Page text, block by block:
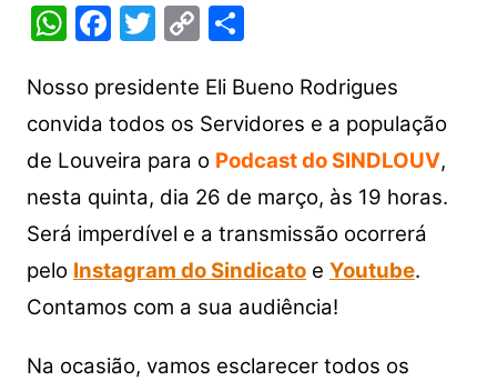
W
at
s
A
p
p
F
c
e
b
o
o
k
T
itt
er
C
p
y
Li
n
k
S
ar
e
Nosso presidente Eli Bueno Rodrigues
convida todos os Servidores e a população
de Louveira para o Podcast do SINDLOUV,
nesta quinta, dia 26 de março, às 19 horas.
Será imperdível e a transmissão ocorrerá
pelo Instagram do Sindicatoe Youtube.
Contamos com a sua audiência!
Na ocasião, vamos esclarecer todos os